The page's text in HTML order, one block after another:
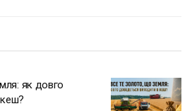
як довго